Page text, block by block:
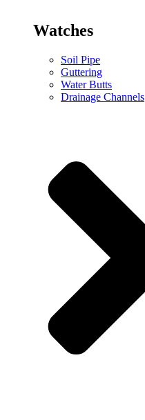
Watches
Soil Pipe
Guttering
Water Butts
Drainage Channels